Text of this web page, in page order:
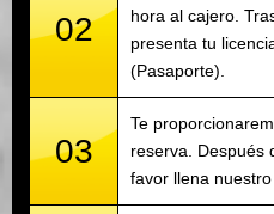
02
hora al cajero.
presenta tu
(Pasaporte).
03
Te
reserva. Después
favor llena